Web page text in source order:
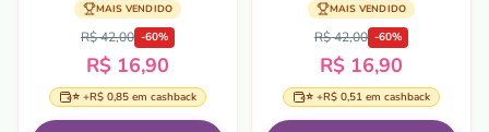
MAIS VENDIDO
R$ 42,00 -60%
R$ 16,90
⭐ +R$ 0,85 em cashback
MAIS VENDIDO
R$ 42,00 -60%
R$ 16,90
⭐ +R$ 0,51 em cashback